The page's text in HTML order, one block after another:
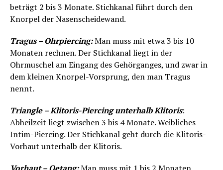
beträgt 2 bis 3 Monate. Stichkanal führt durch den
Knorpel der Nasenscheidewand.
Tragus – Ohrpiercing:Man muss mit etwa 3 bis 10
Monaten rechnen. Der Stichkanal liegt in der
Ohrmuschel am Eingang des Gehörganges, und zwar in
dem kleinen Knorpel-Vorsprung, den man Tragus
nennt.
Triangle – Klitoris-Piercing unterhalb Klitoris:
Abheilzeit liegt zwischen 3 bis 4 Monate. Weibliches
Intim-Piercing. Der Stichkanal geht durch die Klitoris-
Vorhaut unterhalb der Klitoris.